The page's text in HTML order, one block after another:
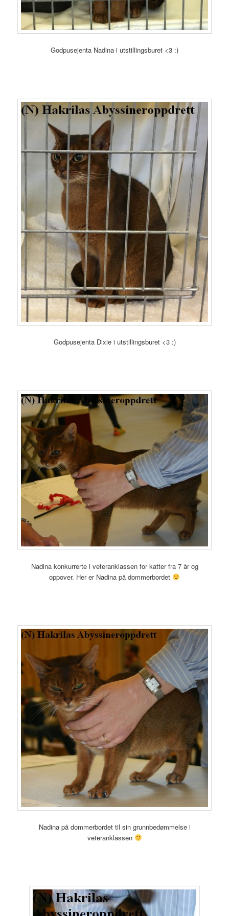
Godpusejenta Nadina i utstillingsburet <3 :)
Godpusejenta Dixie i utstillingsburet <3 :)
Nadina konkurrerte i veteranklassen for katter fra 7 år og
oppover. Her er Nadina på dommerbordet
Nadina på dommerbordet til sin grunnbedømmelse i
veteranklassen